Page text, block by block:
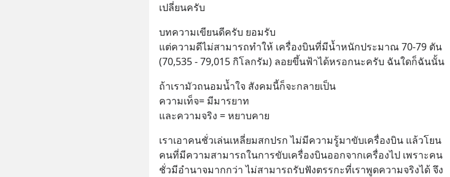
เปลี่ยนครับ
บทความเขียนดีครับ ยอมรับ
แต่ความดีไม่สามารถทำให้ เครื่องบินที่มีน้ำหนักประมาณ 70-79 ตัน
(70,535 - 79,015 กิโลกรัม) ลอยขึ้นฟ้าได้หรอกนะครับ ฉันใดก็ฉันนั้น
ถ้าเรามัวถนอมน้ำใจ สังคมนี้ก็จะกลายเป็น
ความเท็จ= มีมารยาท
และความจริง = หยาบคาย
เราเอาคนชั่วเล่นเหลี่ยมสกปรก ไม่มีความรู้มาขับเครื่องบิน แล้วโยน
คนที่มีความสามารถในการขับเครื่องบินออกจากเครื่องไป เพราะคน
ชั่วมีอำนาจมากกว่า ไม่สามารถรับฟังตรรกะที่เราพูดความจริงได้ จึง